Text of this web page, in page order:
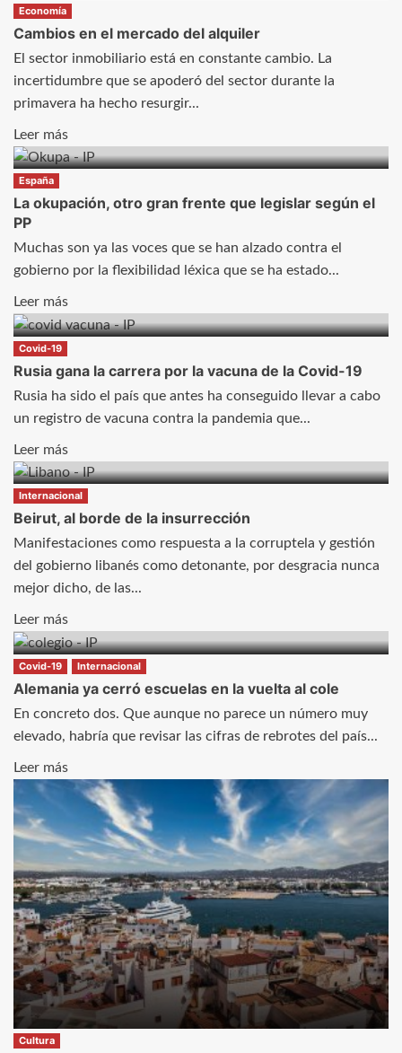
sobre
El
lector
pasa
a
comprador
online
Economía
Cambios en el mercado del alquiler
El sector inmobiliario está en constante cambio. La
incertidumbre que se apoderó del sector durante la
primavera ha hecho resurgir...
Leer másLeer
más
Cambios
el
mercado
alquiler
España
La okupación, otro gran frente que legislar según el
PP
Muchas son ya las voces que se han alzado contra el
gobierno por la flexibilidad léxica que se ha estado...
Leer másLeer
más
La
okupación,
otro
que
legislar
según
el
PP
Covid-19
Rusia gana la carrera por la vacuna de la Covid-19
Rusia ha sido el país que antes ha conseguido llevar a cabo
un registro de vacuna contra la pandemia que...
Leer másLeer
más
sobre
Rusia
gana
la
carrera
la
vacuna
de
la
Covid-
19
Internacional
Beirut, al borde de la insurrección
Manifestaciones como respuesta a la corruptela y gestión
del gobierno libanés como detonante, por desgracia nunca
mejor dicho, de las...
Leer másLeer
más
sobre
Beirut,
al
borde
insurrección
Covid-19 Internacional
Alemania ya cerró escuelas en la vuelta al cole
En concreto dos. Que aunque no parece un número muy
elevado, habría que revisar las cifras de rebrotes del país...
Leer másLeer
más
sobre
Alemania
ya
cerró
escuelas
en
la
vuelta
al
cole
Cultura